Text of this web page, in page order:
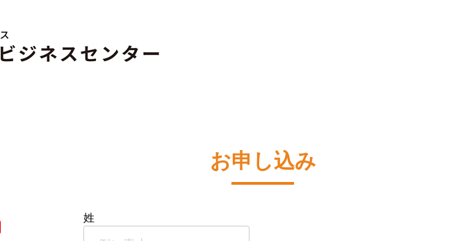
お申し込み
姓